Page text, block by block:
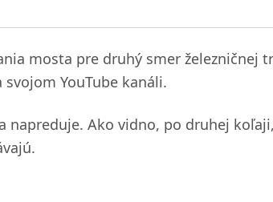
mosta pre druhý smer železničnej
YouTube kanáli.
napreduje. Ako vidno, po druhej